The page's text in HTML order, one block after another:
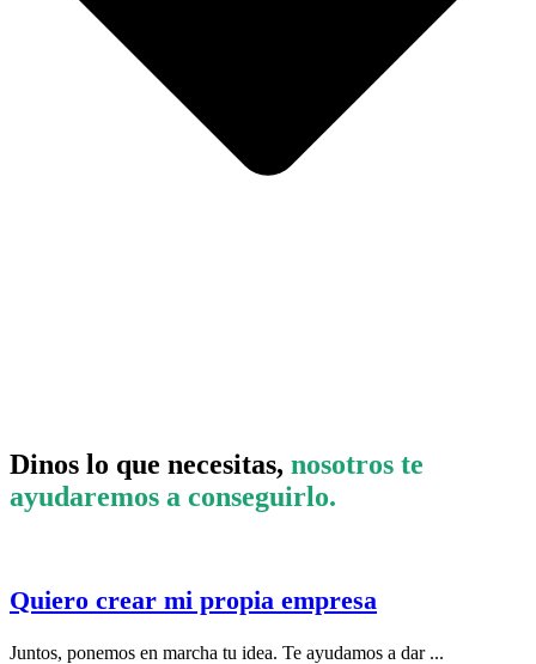
Dinos lo que necesitas, nosotros te
ayudaremos a conseguirlo.
Quiero crear mi propia empresa
Juntos, ponemos en marcha tu idea. Te ayudamos a dar ...